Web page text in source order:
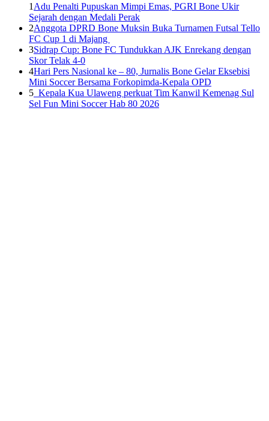
1 Adu Penalti Pupuskan Mimpi Emas, PGRI Bone Ukir
Sejarah dengan Medali Perak
2Anggota DPRD Bone Muksin Buka Turnamen Futsal Tello
FC Cup 1 di Majang
3Sidrap Cup: Bone FC Tundukkan AJK Enrekang dengan
Skor Telak 4-0
4Hari Pers Nasional ke – 80, Jurnalis Bone Gelar Eksebisi
Mini Soccer Bersama Forkopimda-Kepala OPD
5 Kepala Kua Ulaweng perkuat Tim Kanwil Kemenag Sul
Sel Fun Mini Soccer Hab 80 2026